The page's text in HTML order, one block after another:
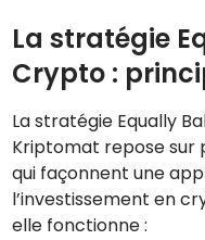
La stratégie
Crypto :
La stratégie Equally
Kriptomat repose sur
qui façonnent une
l’investissement en
elle fonctionne :